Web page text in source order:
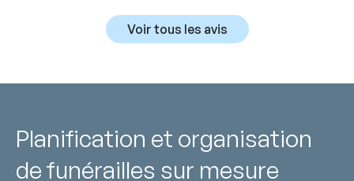
Voir tous les avis
Planification et organisation
de funérailles sur mesure